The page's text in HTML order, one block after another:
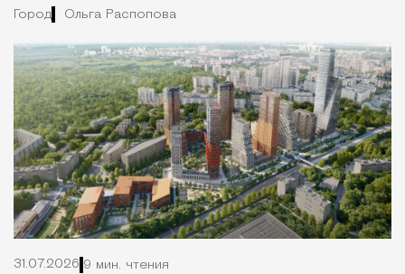
Город Ольга Распопова
31.07.2026 9 мин. чтения